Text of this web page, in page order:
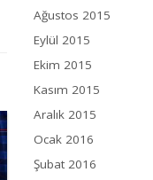
Ağustos 2015
Eylül 2015
Ekim 2015
Kasım 2015
Aralık 2015
Ocak 2016
Şubat 2016